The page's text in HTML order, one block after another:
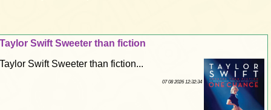
Taylor Swift Sweeter than fiction
Taylor Swift Sweeter than fiction...
07 08 2026 12:32:34